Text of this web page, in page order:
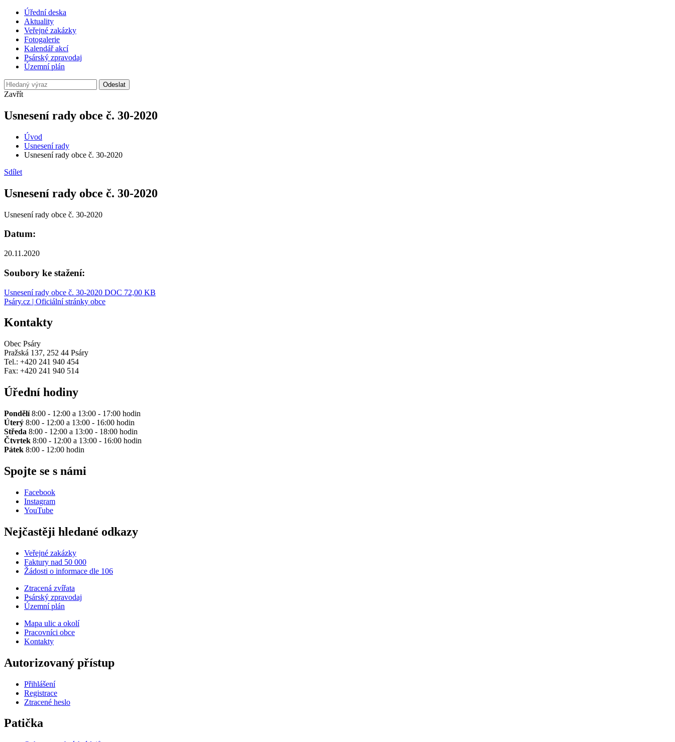
Úřední deska
Aktuality
Veřejné zakázky
Fotogalerie
Kalendář akcí
Psárský zpravodaj
Územní plán
Odeslat
Zavřít
Usnesení rady obce č. 30-2020
Úvod
Usnesení rady
Usnesení rady obce č. 30-2020
Sdílet
Usnesení rady obce č. 30-2020
Usnesení rady obce č. 30-2020
Datum:
20.11.2020
Soubory ke stažení:
Usnesení rady obce č. 30-2020 DOC 72,00 KB
Psáry.cz | Oficiální stránky obce
Kontakty
Obec Psáry
Pražská 137, 252 44 Psáry
Tel.: +420 241 940 454
Fax: +420 241 940 514
Úřední hodiny
Pondělí8:00 - 12:00 a 13:00 - 17:00 hodin
Úterý 8:00 - 12:00 a 13:00 - 16:00 hodin
Středa 8:00 - 12:00 a 13:00 - 18:00 hodin
Čtvrtek 8:00 - 12:00 a 13:00 - 16:00 hodin
Pátek 8:00 - 12:00 hodin
Spojte se s námi
Facebook
Instagram
YouTube
Nejčastěji hledané odkazy
Veřejné zakázky
Faktury nad 50 000
Žádosti o informace dle 106
Ztracená zvířata
Psárský zpravodaj
Územní plán
Mapa ulic a okolí
Pracovníci obce
Kontakty
Autorizovaný přístup
Přihlášení
Registrace
Ztracené heslo
Patička